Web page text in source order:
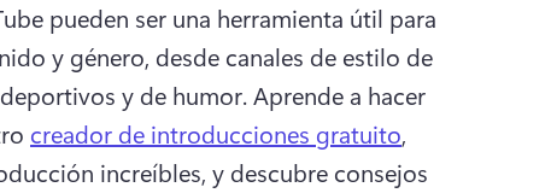
pueden ser una herramienta útil para
y género, desde canales de estilo de
y de humor. Aprende a hacer
creador de introducciones gratuito,
increíbles, y descubre consejos